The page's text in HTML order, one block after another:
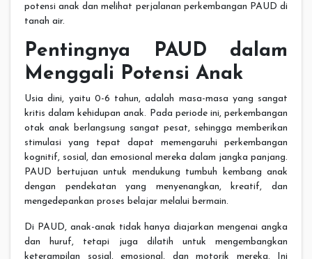
potensi anak dan melihat perjalanan perkembangan PAUD di
tanah air.
Pentingnya PAUD dalam
Menggali Potensi Anak
Usia dini, yaitu 0-6 tahun, adalah masa-masa yang sangat
kritis dalam kehidupan anak. Pada periode ini, perkembangan
otak anak berlangsung sangat pesat, sehingga memberikan
stimulasi yang tepat dapat memengaruhi perkembangan
kognitif, sosial, dan emosional mereka dalam jangka panjang.
PAUD bertujuan untuk mendukung tumbuh kembang anak
dengan pendekatan yang menyenangkan, kreatif, dan
mengedepankan proses belajar melalui bermain.
Di PAUD, anak-anak tidak hanya diajarkan mengenai angka
dan huruf, tetapi juga dilatih untuk mengembangkan
keterampilan sosial, emosional, dan motorik mereka. Ini